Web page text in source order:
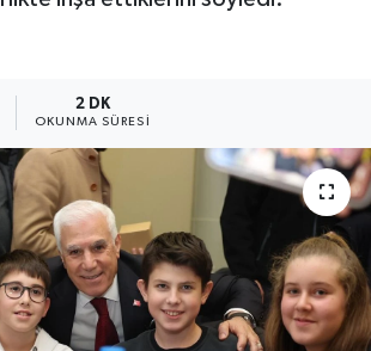
2 DK
OKUNMA SÜRESI